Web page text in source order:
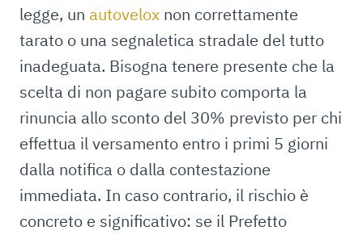
legge, un autovelox non correttamente
tarato o una segnaletica stradale del tutto
inadeguata. Bisogna tenere presente che la
scelta di non pagare subito comporta la
rinuncia allo sconto del 30% previsto per chi
effettua il versamento entro i primi 5 giorni
dalla notifica o dalla contestazione
immediata. In caso contrario, il rischio è
concreto e significativo: se il Prefetto